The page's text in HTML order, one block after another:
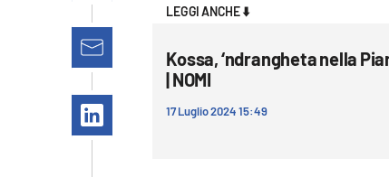
lacapitalenews.it
LEGGI ANCHE ⬇️
Kossa, ‘ndrangheta nella
| NOMI
17 Luglio 2024 15:49